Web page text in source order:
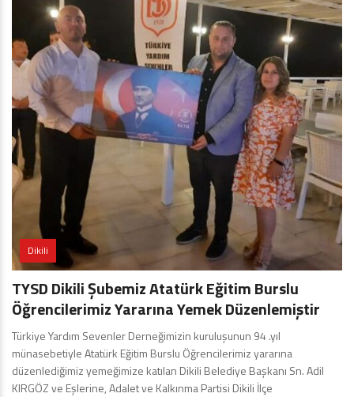
Dikili
TYSD Dikili Şubemiz Atatürk Eğitim Burslu
Öğrencilerimiz Yararına Yemek Düzenlemiştir
Türkiye Yardım Sevenler Derneğimizin kuruluşunun 94 .yıl
münasebetiyle Atatürk Eğitim Burslu Öğrencilerimiz yararına
düzenlediğimiz yemeğimize katılan Dikili Belediye Başkanı Sn. Adil
KIRGÖZ ve Eşlerine, Adalet ve Kalkınma Partisi Dikili İlçe